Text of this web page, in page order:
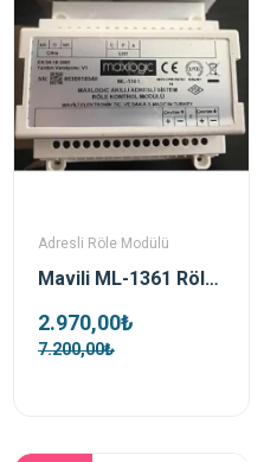
Adresli Röle Modülü
Mavili ML-1361 Röle Kontrol Modülü 1 Çıkış
2.970,00₺
7.200,00₺